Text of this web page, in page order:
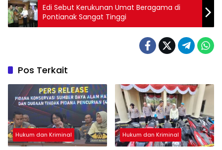
Edi Sebut Kerukunan Umat Beragama di
Pontianak Sangat Tinggi
Pos Terkait
Hukum dan Kriminal Hukum dan Kriminal